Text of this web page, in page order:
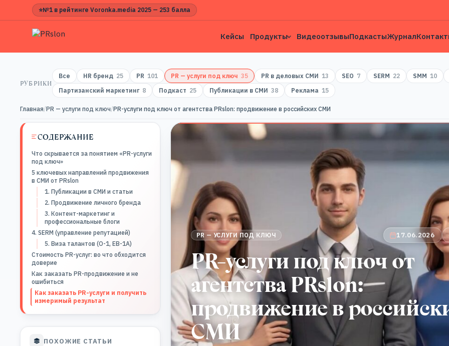
⭐№1 в рейтинге Voronka.media 2025 — 253 балла
Кейсы Продукты ВидеоотзывыПодкастыЖурнал
РУБРИКИ
Все HR бренд 25 PR 101 PR — услуги под ключ 35 PR в деловых СМИ 13 SEO 7 SERM 22 SMM 10
Партизанский маркетинг 8 Подкаст 25 Публикации в СМИ 38 Реклама 15
Главная/PR — услуги под ключ/PR-услуги под ключ от агентства PRslon: продвижение в российских СМИ
СОДЕРЖАНИЕ
Что скрывается за понятием «PR-услуги
под ключ»
5 ключевых направлений продвижения
в СМИ от PRslon
1. Публикации в СМИ и статьи
2. Продвижение личного бренда
3. Контент-маркетинг и
профессиональные блоги
4. SERM (управление репутацией)
5. Виза талантов (O-1, EB-1A)
Стоимость PR-услуг: во что обходится
доверие
Как заказать PR-продвижение и не
ошибиться
Как заказать PR-услуги и получить
измеримый результат
ПОХОЖИЕ СТАТЬИ
PR — УСЛУГИ ПОД КЛЮЧ 17.06.2026
PR-услуги под ключ от
агентства PRslon:
продвижение в
СМИ